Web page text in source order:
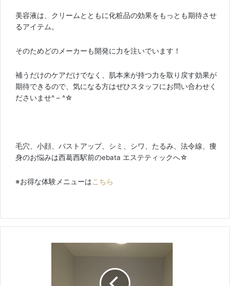
美容液は、クリームとともに化粧品の効果をもっとも期待させ
るアイテム。
そのためどのメーカーも開発に力を注いでいます！
補うだけのケアだけでなく、肌本来が持つ力を取り戻す効果が
期待できるので、気になる方はぜひスタッフにお問い合わせく
ださいませ^ – ^☆
毛穴、小顔、バストアップ、シミ、シワ、たるみ、法令線、痩
身のお悩みは西葛西駅前のebata エステティックへ☆
※お得な体験メニューはこちら